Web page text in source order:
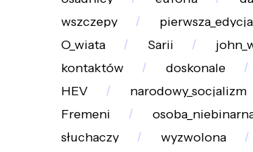
wszczepy
pierwsza_edycja
O_wiata
Sarii
kontaktów
doskonale
HEV
narodowy_socjalizm
Fremeni
słuchaczy
wyzwolona